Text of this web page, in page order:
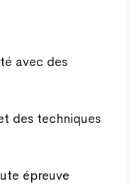
avec des
des techniques
épreuve